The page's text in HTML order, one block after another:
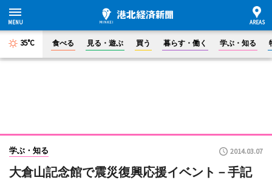
35°C 食べる 見る・遊ぶ 買う 暮らす・働く 学ぶ・知る
学ぶ・知る 2014.03.07
大倉山記念館で震災復興応援イベント－手記